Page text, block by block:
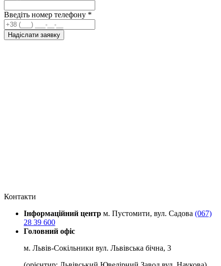
Введіть номер телефону *
Надіслати заявку
Контакти
Інформаційний центр м. Пустомити, вул. Садова (067)
28 39 600
Головний офіс
м. Львів-Сокільники вул. Львівська бічна, 3